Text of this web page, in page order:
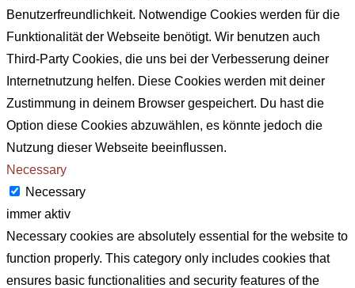
Benutzerfreundlichkeit. Notwendige Cookies werden für die
Funktionalität der Webseite benötigt. Wir benutzen auch
Third-Party Cookies, die uns bei der Verbesserung deiner
Internetnutzung helfen. Diese Cookies werden mit deiner
Zustimmung in deinem Browser gespeichert. Du hast die
Option diese Cookies abzuwählen, es könnte jedoch die
Nutzung dieser Webseite beeinflussen.
Necessary
Necessary
immer aktiv
Necessary cookies are absolutely essential for the website to
function properly. This category only includes cookies that
ensures basic functionalities and security features of the